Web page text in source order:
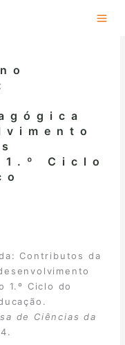
Ciclo
Contributos da
1.º Ciclo do
de Ciências da